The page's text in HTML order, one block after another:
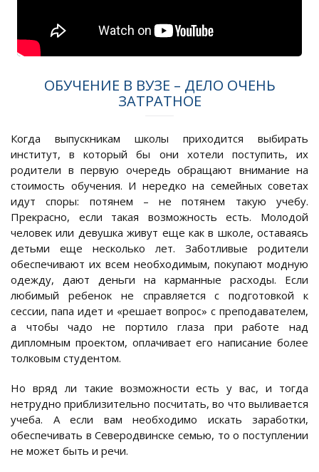
ОБУЧЕНИЕ В ВУЗЕ – ДЕЛО ОЧЕНЬ
ЗАТРАТНОЕ
Когда выпускникам школы приходится выбирать
институт, в который бы они хотели поступить, их
родители в первую очередь обращают внимание на
стоимость обучения. И нередко на семейных советах
идут споры: потянем – не потянем такую учебу.
Прекрасно, если такая возможность есть. Молодой
человек или девушка живут еще как в школе, оставаясь
детьми еще несколько лет. Заботливые родители
обеспечивают их всем необходимым, покупают модную
одежду, дают деньги на карманные расходы. Если
любимый ребенок не справляется с подготовкой к
сессии, папа идет и «решает вопрос» с преподавателем,
а чтобы чадо не портило глаза при работе над
дипломным проектом, оплачивает его написание более
толковым студентом.
Но вряд ли такие возможности есть у вас, и тогда
нетрудно приблизительно посчитать, во что выливается
учеба. А если вам необходимо искать заработки,
обеспечивать в Северодвинске семью, то о поступлении
не может быть и речи.